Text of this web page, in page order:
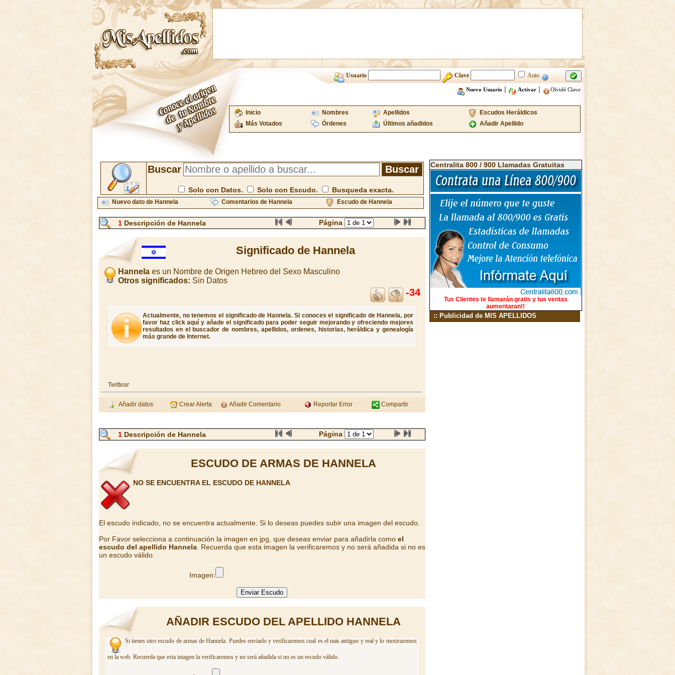
Usuario Clave Auto
Nuevo Usuario | Activar| Olvidé Clave
Inicio Nombres Apellidos
Escudos Heráldicos
Más Votados
Órdenes Últimos añadidos Añadir Apellido
Buscar
Solo con Datos. Solo con Escudo. Busqueda exacta.
Nuevo dato de Hannela Comentarios de Hannela Escudo de Hannela
1Descripción de Hannela Página
Significado de Hannela
Hannela es un Nombre de Origen Hebreo del Sexo Masculino
Otros significados: Sin Datos
-34
Actualmente, no tenemos el significado de Hannela. Si conoces el significado de Hannela, por
favor haz click aquí y añade el significado para poder seguir mejorando y ofreciendo mejores
resultados en el buscador de nombres, apellidos, ordenes, historias, heráldica y genealogía
más grande de Internet.
Twittear
Añadir datos Crear Alerta Añadir Comentario Reportar Error Compartir
1Descripción de Hannela Página
ESCUDO DE ARMAS DE HANNELA
NO SE ENCUENTRA EL ESCUDO DE HANNELA
El escudo indicado, no se encuentra actualmente. Si lo deseas puedes subir una imagen del escudo.
Por Favor selecciona a continuación la imagen en jpg, que deseas enviar para añadirla como el
escudo del apellido Hannela. Recuerda que esta imagen la verificaremos y no será añadida si no es
un escudo válido.
Imagen:
AÑADIR ESCUDO DEL APELLIDO HANNELA
Si tienes otro escudo de armas de Hannela. Puedes enviarlo y verificaremos cual es el más antiguo y real y lo mostraremos
en la web. Recuerda que esta imagen la verificaremos y no será añadida si no es un escudo válido.
Centralita 800 / 900 Llamadas Gratuitas
Tus Clientes te llamarán gratis y tus ventas
aumentaran!!
:: Publicidad de MIS APELLIDOS